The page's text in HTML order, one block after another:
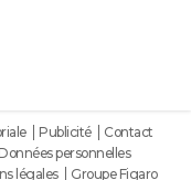
Publicité
Contact
Données personnelles
légales Groupe Figaro